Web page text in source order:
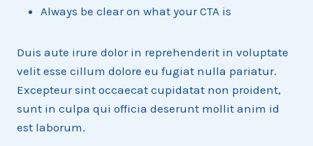
Always be clear on what your CTA is
Duis aute irure dolor in reprehenderit in voluptate
velit esse cillum dolore eu fugiat nulla pariatur.
Excepteur sint occaecat cupidatat non proident,
sunt in culpa qui officia deserunt mollit anim id
est laborum.